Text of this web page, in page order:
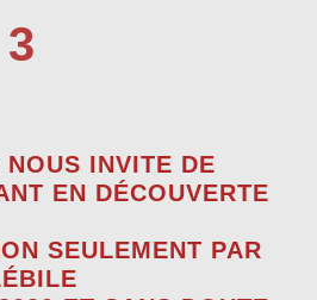
INVITE DE
EN DÉCOUVERTE
SEULEMENT PAR